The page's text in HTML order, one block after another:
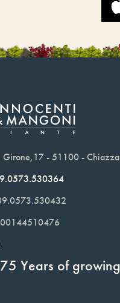
Girone,17 - 51100 -
75 Years of